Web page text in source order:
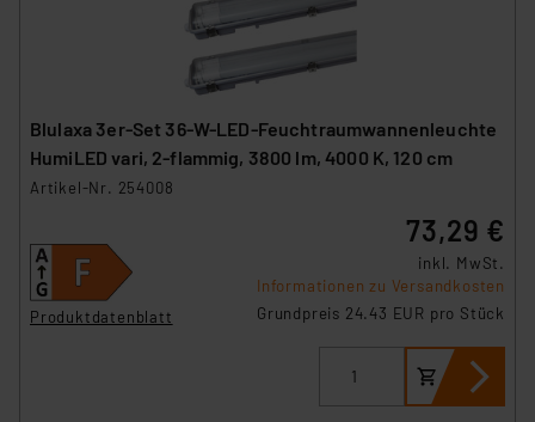
Blulaxa 3er-Set 36-W-LED-Feuchtraumwannenleuchte
HumiLED vari, 2-flammig, 3800 lm, 4000 K, 120 cm
Artikel-Nr. 254008
Produktdatenblatt
73,29 €
inkl. MwSt.
Informationen zu Versandkosten
Grundpreis 24.43 EUR pro Stück